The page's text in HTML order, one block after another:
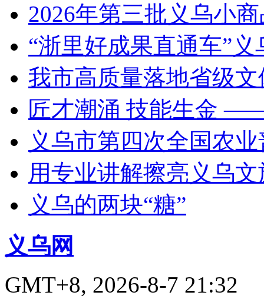
2026年第三批义乌小
“浙里好成果直通车”
我市高质量落地省级
匠才潮涌 技能生金
义乌市第四次全国农
用专业讲解擦亮义乌
义乌的两块“糖”
义乌网
GMT+8, 2026-8-7 21:32